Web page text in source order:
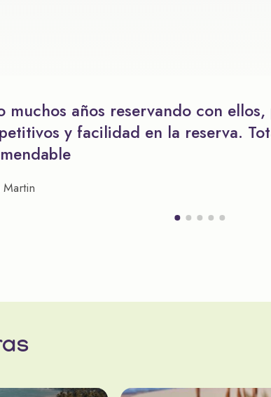
muchos años reservando con
y facilidad en la reserva.
Martin